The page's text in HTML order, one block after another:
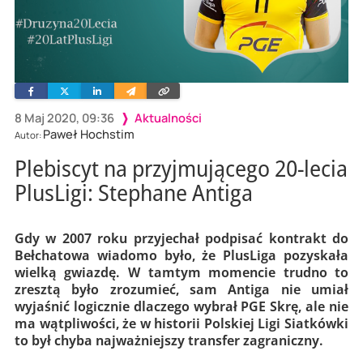
8 Maj 2020, 09:36 Aktualności
Autor: Paweł Hochstim
FacebookTwitterLinkedinWyślij
e-
Skopiuj
link
Plebiscyt na przyjmującego 20-lecia
PlusLigi: Stephane Antiga
Gdy w 2007 roku przyjechał podpisać kontrakt do
Bełchatowa wiadomo było, że PlusLiga pozyskała
wielką gwiazdę. W tamtym momencie trudno to
zresztą było zrozumieć, sam Antiga nie umiał
wyjaśnić logicznie dlaczego wybrał PGE Skrę, ale nie
ma wątpliwości, że w historii Polskiej Ligi Siatkówki
to był chyba najważniejszy transfer zagraniczny.